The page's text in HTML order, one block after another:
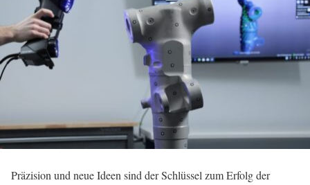
Präzision und neue Ideen sind der Schlüssel zum Erfolg der